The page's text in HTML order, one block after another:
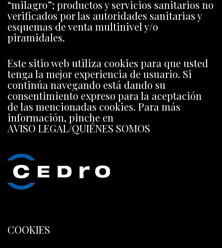
“milagro”; productos y servicios sanitarios no
verificados por las autoridades sanitarias y
esquemas de venta multinivel y/o
piramidales.
Este sitio web utiliza cookies para que usted
tenga la mejor experiencia de usuario. Si
continúa navegando está dando su
consentimiento expreso para la aceptación
de las mencionadas cookies. Para más
información, pinche en
AVISO LEGAL/QUIÉNES SOMOS
COOKIES